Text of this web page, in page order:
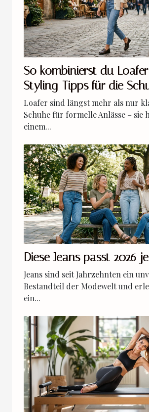
So kombinierst du
Styling-Tipps für die
Loafer sind längst mehr als nur
Schuhe für formelle Anlässe – sie
einem...
Diese Jeans passt 2026
Jeans sind seit Jahrzehnten ein
Bestandteil der Modewelt und
ein...